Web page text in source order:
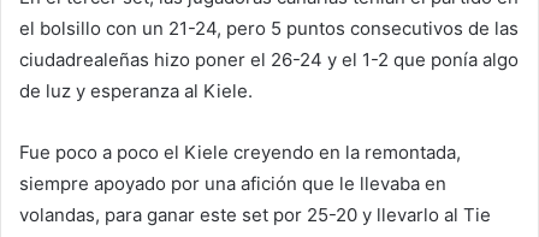
el bolsillo con un 21-24, pero 5 puntos consecutivos de las
ciudadrealeñas hizo poner el 26-24 y el 1-2 que ponía algo
de luz y esperanza al Kiele.
Fue poco a poco el Kiele creyendo en la remontada,
siempre apoyado por una afición que le llevaba en
volandas, para ganar este set por 25-20 y llevarlo al Tie